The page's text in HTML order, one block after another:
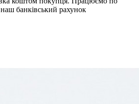
банківський рахунок